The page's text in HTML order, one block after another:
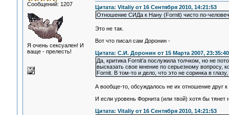
Сообщений: 1207
Я очень сексуален! И
ваще - прелесть!
Цитата: Vitaliy от 16 Сентября 2010, 14:21:53
Отношение СИДа к Нану (Fornit) чисто по-
Это не так.
Вот что писал сам Доронин -
Цитата: С.И. Доронин от 15 Марта 2007, 23:35:40
Да, критика Fornit’а послужила толчком, но не
высказать свое мнение по серьезному вопросу,
Fornit. В том-то и дело, что это не соринка в
А вообще-то, обсуждалось не их отношение друг к
И если уровень Форнита (или твой) хотя бы тянет
Цитата: Vitaliy от 16 Сентября 2010, 14:21:53